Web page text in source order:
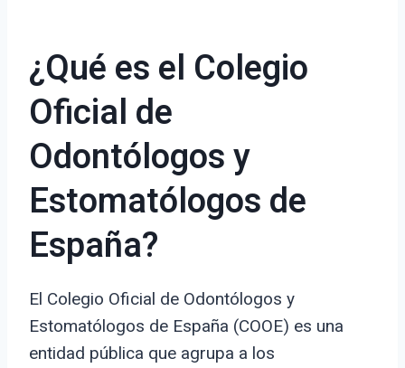
¿Qué es el Colegio
Oficial de
Odontólogos y
Estomatólogos de
España?
El Colegio Oficial de Odontólogos y
Estomatólogos de España (COOE) es una
entidad pública que agrupa a los